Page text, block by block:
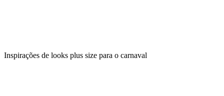
Inspirações de looks plus size para o carnaval